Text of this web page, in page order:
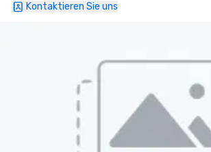
Kontaktieren Sie uns